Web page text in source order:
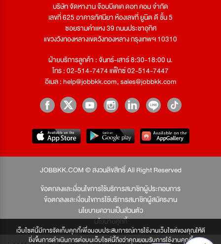
เว็บไซต์นี้มีการจัดเก็บคุกกี้เพื่อมอบประสบการณ์การใช้งานเว็บไซต์ของคุณให้ดี
ยิ่งขึ้นการดำเนินการต่อบนเว็บไซต์นี้ถือว่าคุณยอมรับการใช้งานคุกกี้
บริษัท จัดหางาน จ๊อบบีเคเค ดอท คอม จำกัด
เลขที่ 625 อาคารทัศนียา ห้องเลขที่ ยูนิต ดี ชั้น 5
ซอยรามคำแหง 39 ถนนประชาอุทิศ
แขวงวังทองหลางเขตวังทองหลาง กรุงเทพฯ 10310
ฝ่ายบริการลูกค้า : จันทร์-เสาร์ 8:30-18:00 น.
โทร : 02-514-7474 แฟ็กซ์ 02-514-7447
อีเมล :help@jobbkk.com,sales@jobbkk.com
JOBBKK.COM © สงวนลิขสิทธิ์ All Right Reserved
ข้อตกลงและเงื่อนไขการใช้บริการสมาชิกผู้ประกอบการ
ข้อตกลงและเงื่อนไขการใช้บริการสมาชิกผู้สมัครงาน
นโยบายความเป็นส่วนตัว
นโยบายคุกกี้